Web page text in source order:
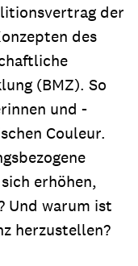
der
des
(BMZ). So
und -
Couleur.
erhöhen,
Und warum ist
herzustellen?